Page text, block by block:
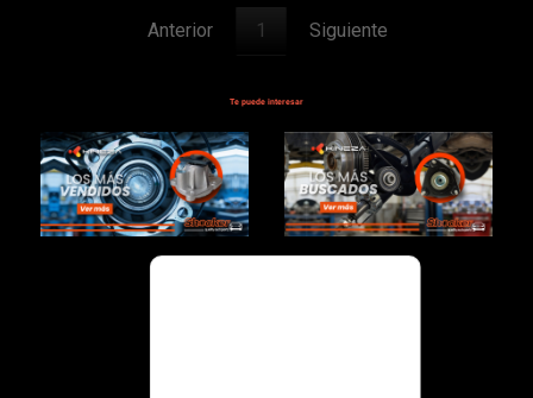
Anterior
1 Siguiente
Te puede interesar